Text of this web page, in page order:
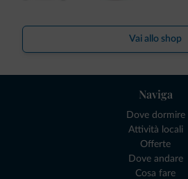
Vai allo shop
Naviga
Dove dormire
Attività locali
Offerte
Dove andare
Cosa fare